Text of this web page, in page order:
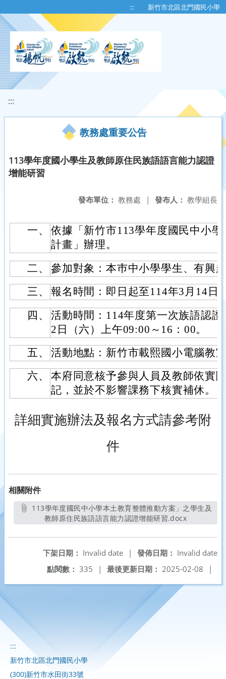
::: 新竹市北區北門國民小學
:::
教務處重要公告
113學年度國小學生及教師原住民族語語言能力認證
增能研習
發布人： 教學組長
發布單位： 教務處 |
一、
依據「新竹市113學年度國民中小
計畫」辦理。
二、
參加對象：本巿中小學學生、有興
三、
報名時間：即日起至114年3月14日
四、
活動時間：114年度第一次族語認
2日（六）上午09:00～16：00。
五、
活動地點：新竹市載熙國小電腦教
六、
本府同意核予參與人員及教師依實
記，並於不影響課務下核實補休。
詳細實施辦法及報名方式請參考附
件
相關附件
教師原住民族語語言能力認證增能研習.docx另開新視窗
發佈日期： Invalid date
下架日期： Invalid date
|
最後更新日期： 2025-02-08 |
點閱數： 335 |
:::
新竹市北區北門國民小學
(300)新竹市水田街33號